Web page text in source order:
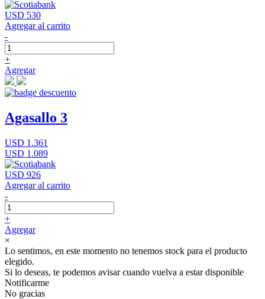
USD 530
Agregar al carrito
-
+
Agregar
Agasallo 3
USD 1.361
USD 1.089
USD 926
Agregar al carrito
-
+
Agregar
×
Lo sentimos, en este momento no tenemos stock para el producto
elegido.
Si lo deseas, te podemos avisar cuando vuelva a estar disponible
Notificarme
No gracias